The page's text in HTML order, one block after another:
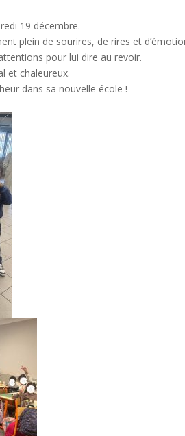
19 décembre.
plein de sourires, de rires et
pour lui dire au revoir.
et chaleureux.
dans sa nouvelle école !